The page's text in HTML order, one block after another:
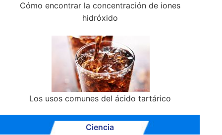
Cómo encontrar la concentración de iones
hidróxido
Los usos comunes del ácido tartárico
Ciencia